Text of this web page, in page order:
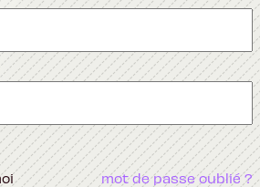
mot de passe oublié ?